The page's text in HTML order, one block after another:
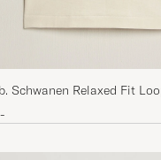
Schwanen Relaxed Fit